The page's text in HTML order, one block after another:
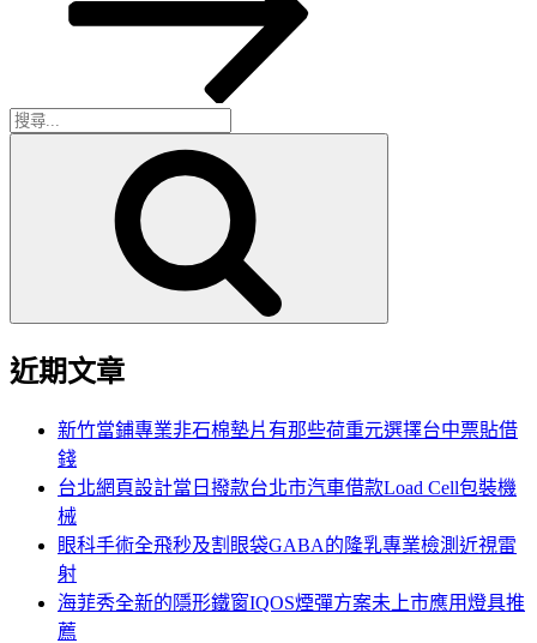
搜
近期文章
新竹當鋪專業非石棉墊片有那些荷重元選擇台中票貼借
錢
台北網頁設計當日撥款台北市汽車借款Load Cell包裝機
械
眼科手術全飛秒及割眼袋GABA的隆乳專業檢測近視雷
射
海菲秀全新的隱形鐵窗IQOS煙彈方案未上市應用燈具推
薦